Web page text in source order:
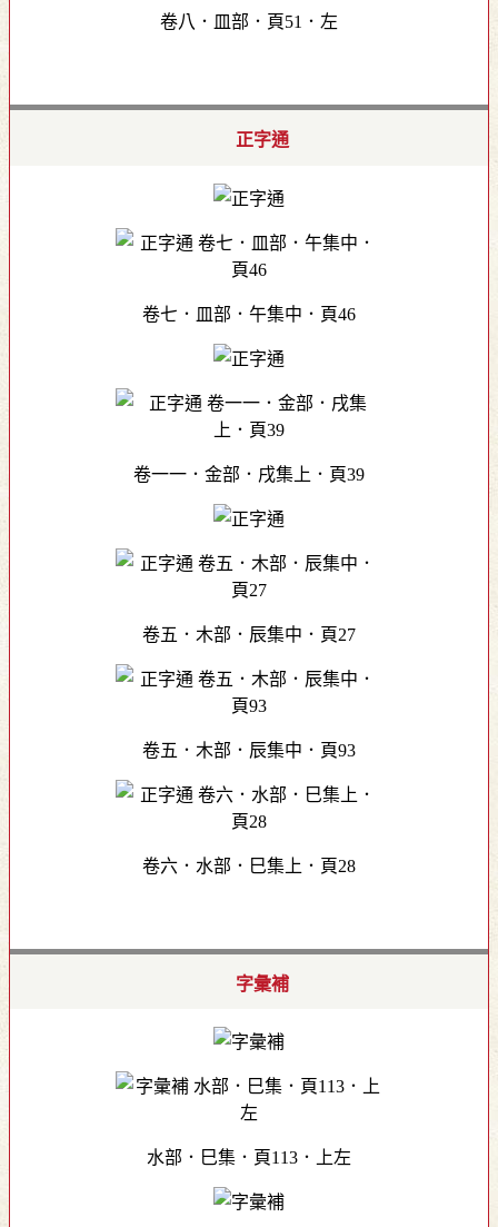
卷八．皿部．頁51．左
正字通
卷七．皿部．午集中．頁46
卷一一．金部．戌集上．頁39
卷五．木部．辰集中．頁27
卷五．木部．辰集中．頁93
卷六．水部．巳集上．頁28
字彙補
水部．巳集．頁113．上左